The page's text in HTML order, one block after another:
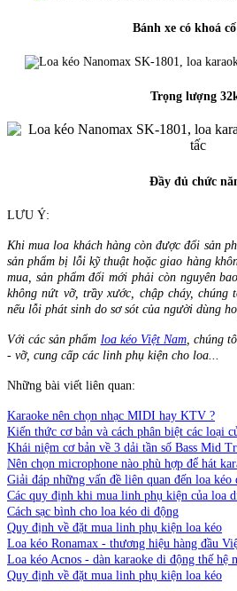
Bánh xe có khoá
Trọng lượng
Đầy đủ chức
LƯU Ý:
Khi mua loa khách hàng còn được đổi sản
sản phẩm bị lỗi kỹ thuật hoặc giao hàng
mua, sản phẩm đổi mới phải còn nguyên
không nứt vỡ, trầy xước, chập cháy, chúng
nếu lỗi phát sinh do sơ sót của người dùng
Với các sản phẩm loa kéo Việt Nam, chúng
- vỡ, cung cấp các linh phụ kiện cho loa...
Những bài viết liên quan:
Karaoke nên chọn nhạc MIDI hay KTV ?
Kiến thức cơ bản và cách phân biệt các loại
Khái niệm cơ bản về 3 dải tần số Bass Mid
Nên chọn microphone nào phù hợp để hát
Giải đáp những vấn đề liên quan đến loa kéo
Các quy định khi mua linh phụ kiện của loa
Cách sạc bình cho loa kéo di động
Quy định về đặt mua linh phụ kiện loa kéo
Loa kéo Ronamax - thương hiệu hàng đầu
Loa kéo Acnos - dàn karaoke di động thế hệ
Quy định về đặt mua linh phụ kiện loa kéo